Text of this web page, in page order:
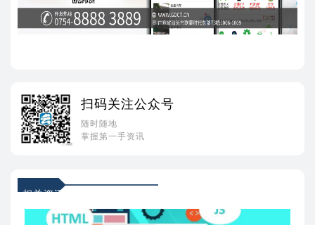
扫码关注公众号
随时随地
掌握第一手资讯
相关资讯